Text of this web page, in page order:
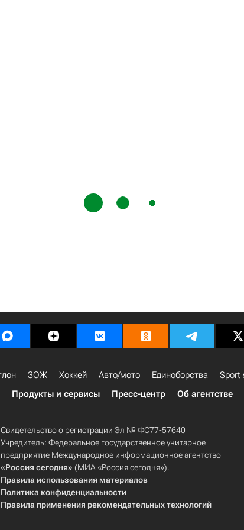
ЗОЖ Хоккей Авто/мото Единоборства Sport
Продукты и сервисы Пресс-центр Об агентстве
Свидетельство о регистрации Эл № ФС77-57640
Учредитель: Федеральное государственное унитарное
предприятие Международное информационное агентство
«Россия сегодня» (МИА «Россия сегодня»).
Правила использования материалов
Политика конфиденциальности
Правила применения рекомендательных технологий